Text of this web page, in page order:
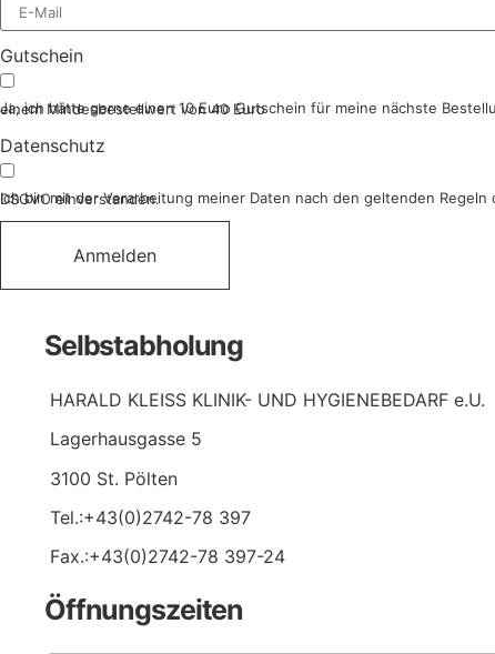
Gutschein
Ja, ich hätte gerne einen 10 Euro Gutschein für meine nächste Bestellung ab einem Mindesbestellwert von 40 Euro
Datenschutz
Ich bin mit der Verarbeitung meiner Daten nach den geltenden Regeln der DSGVO einverstanden.
Anmelden
Selbstabholung
HARALD KLEISS KLINIK- UND HYGIENEBEDARF e.U.
Lagerhausgasse 5
3100 St. Pölten
Tel.:+43(0)2742-78 397
Fax.:+43(0)2742-78 397-24
Öffnungszeiten